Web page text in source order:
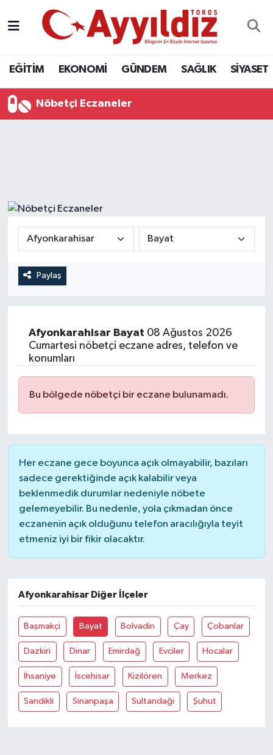
EĞİTİM EKONOMİ GÜNDEM SAĞLIK SİYASET
Nöbetçi Eczaneler
Paylaş
Afyonkarahisar Bayat 08 Ağustos 2026
Cumartesi nöbetçi eczane adres, telefon ve
konumları
Bu bölgede nöbetçi bir eczane bulunamadı.
Her eczane gece boyunca açık olmayabilir, bazıları
sadece gerektiğinde açık kalabilir veya
beklenmedik durumlar nedeniyle nöbete
gelemeyebilir. Bu nedenle, yola çıkmadan önce
eczanenin açık olduğunu telefon aracılığıyla teyit
etmeniz iyi bir fikir olacaktır.
Afyonkarahisar Diğer İlçeler
Başmakçi Bayat Bolvadin Çay Çobanlar
Dazkiri Dinar Emirdağ Evciler Hocalar
İhsaniye İscehisar Kizilören Merkez
Sandikli Sinanpaşa Sultandaği Şuhut